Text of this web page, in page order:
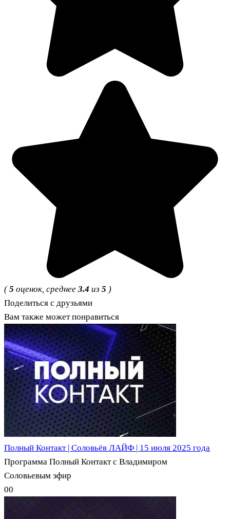
(5 оценок, среднее 3.4 из 5 )
Поделиться с друзьями
Вам также может понравиться
Полный Контакт | Соловьёв ЛАЙФ | 15 июля 2025 года
Программа Полный Контакт с Владимиром
Соловьевым эфир
00